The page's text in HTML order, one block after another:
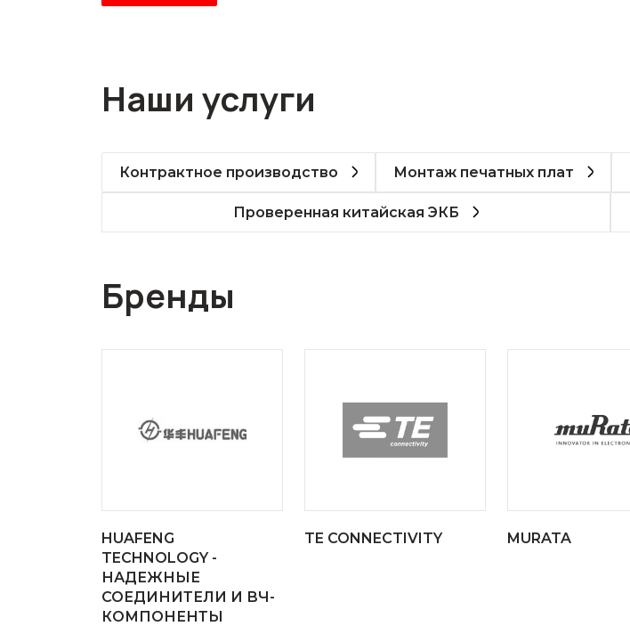
Наши услуги
Контрактное производство Монтаж печатных плат
Проверенная китайская ЭКБ
Бренды
HUAFENG
TECHNOLOGY -
НАДЕЖНЫЕ
СОЕДИНИТЕЛИ И ВЧ-
КОМПОНЕНТЫ
TE CONNECTIVITY MURATA